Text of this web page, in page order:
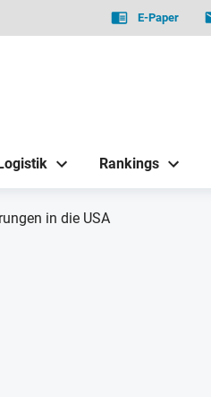
E-Paper
Rankings
in die USA